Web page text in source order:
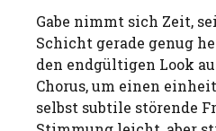
Gabe nimmt sich Zeit,
Schicht gerade genug
den endgültigen Look
Chorus, um einen
selbst subtile störende